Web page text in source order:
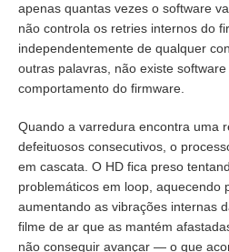
apenas quantas vezes o software
não controla os retries internos do
independentemente de qualquer
outras palavras, não existe
comportamento do firmware.
Quando a varredura encontra uma
defeituosos consecutivos, o
em cascata. O HD fica preso
problemáticos em loop, aquecendo
aumentando as vibrações internas
filme de ar que as mantém
não conseguir avançar — o que